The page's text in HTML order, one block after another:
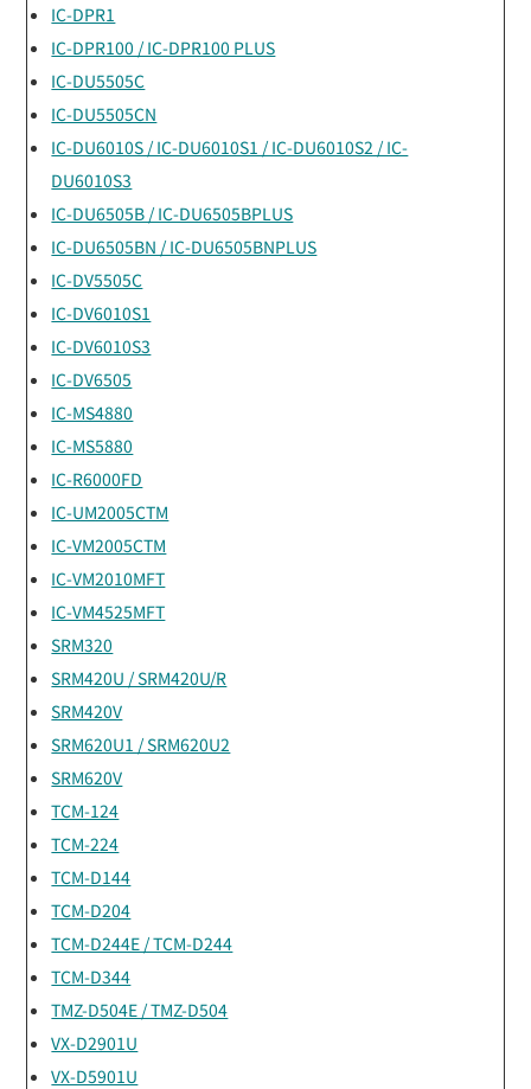
IC-DPR1
IC-DPR100 / IC-DPR100 PLUS
IC-DU5505C
IC-DU5505CN
IC-DU6010S / IC-DU6010S1 / IC-DU6010S2 / IC-
DU6010S3
IC-DU6505B / IC-DU6505BPLUS
IC-DU6505BN / IC-DU6505BNPLUS
IC-DV5505C
IC-DV6010S1
IC-DV6010S3
IC-DV6505
IC-MS4880
IC-MS5880
IC-R6000FD
IC-UM2005CTM
IC-VM2005CTM
IC-VM2010MFT
IC-VM4525MFT
SRM320
SRM420U / SRM420U/R
SRM420V
SRM620U1 / SRM620U2
SRM620V
TCM-124
TCM-224
TCM-D144
TCM-D204
TCM-D244E / TCM-D244
TCM-D344
TMZ-D504E / TMZ-D504
VX-D2901U
VX-D5901U